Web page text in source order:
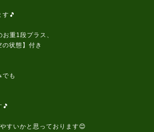
🎵
重1段プラス、
状態】付き
でも
すいかと思っております😊